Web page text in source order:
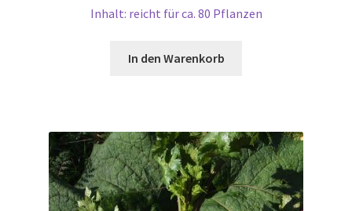
Inhalt: reicht für ca. 80 Pflanzen
In den Warenkorb